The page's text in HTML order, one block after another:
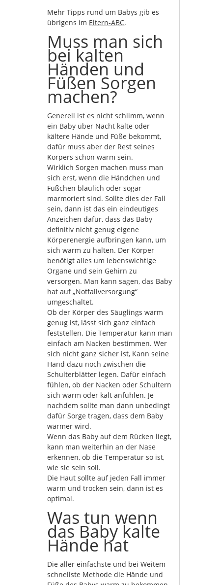
Mehr Tipps rund um Babys gib es
übrigens im Eltern-ABC.
Muss man sich
bei kalten
Händen und
Füßen Sorgen
machen?
Generell ist es nicht schlimm, wenn
ein Baby über Nacht kalte oder
kältere Hände und Füße bekommt,
dafür muss aber der Rest seines
Körpers schön warm sein.
Wirklich Sorgen machen muss man
sich erst, wenn die Händchen und
Füßchen bläulich oder sogar
marmoriert sind. Sollte dies der Fall
sein, dann ist das ein eindeutiges
Anzeichen dafür, dass das Baby
definitiv nicht genug eigene
Körperenergie aufbringen kann, um
sich warm zu halten. Der Körper
benötigt alles um lebenswichtige
Organe und sein Gehirn zu
versorgen. Man kann sagen, das Baby
hat auf „Notfallversorgung“
umgeschaltet.
Ob der Körper des Säuglings warm
genug ist, lässt sich ganz einfach
feststellen. Die Temperatur kann man
einfach am Nacken bestimmen. Wer
sich nicht ganz sicher ist, Kann seine
Hand dazu noch zwischen die
Schulterblätter legen. Dafür einfach
fühlen, ob der Nacken oder Schultern
sich warm oder kalt anfühlen. Je
nachdem sollte man dann unbedingt
dafür Sorge tragen, dass dem Baby
wärmer wird.
Wenn das Baby auf dem Rücken liegt,
kann man weiterhin an der Nase
erkennen, ob die Temperatur so ist,
wie sie sein soll.
Die Haut sollte auf jeden Fall immer
warm und trocken sein, dann ist es
optimal.
Was tun wenn
das Baby kalte
Hände hat
Die aller einfachste und bei Weitem
schnellste Methode die Hände und